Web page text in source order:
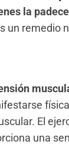
la
un remedio
El
una